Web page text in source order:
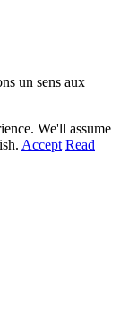
un sens aux
We'll assume
Accept Read